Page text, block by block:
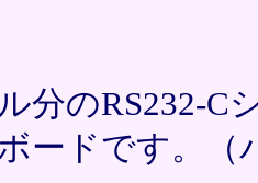
分のRS232-
ードです。（